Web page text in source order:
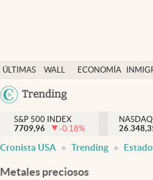
ÚLTIMAS
NOTICIAS
WALL
DÓLAR
ECONOMÍA
Trending
Finanzas y economía
Wall Street y dólar
Inmigración
S&P 500 INDEX
7709,96
-0.18%
NASDAQ
Cronista USA Trending
Metales preciosos